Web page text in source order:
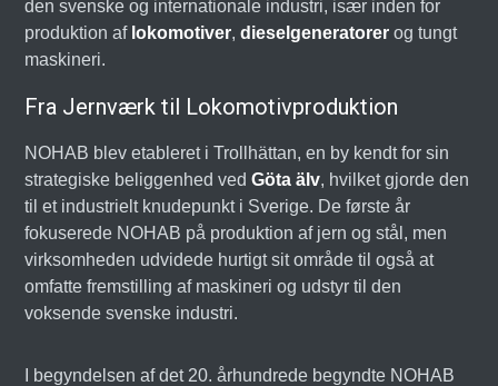
den svenske og internationale industri, især inden for
produktion af lokomotiver,dieselgeneratorer og tungt
maskineri.
Fra Jernværk til Lokomotivproduktion
NOHAB blev etableret i Trollhättan, en by kendt for sin
strategiske beliggenhed vedGöta älv, hvilket gjorde den
til et industrielt knudepunkt i Sverige. De første år
fokuserede NOHAB på produktion af jern og stål, men
virksomheden udvidede hurtigt sit område til også at
omfatte fremstilling af maskineri og udstyr til den
voksende svenske industri.
I begyndelsen af det 20. århundrede begyndte NOHAB